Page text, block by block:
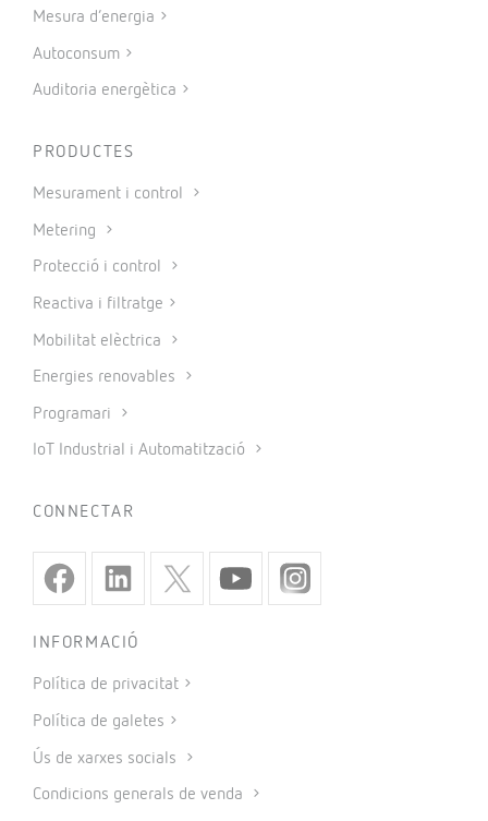
Mesura d’energia
Autoconsum
Auditoria energètica
PRODUCTES
Mesurament i control
Metering
Protecció i control
Reactiva i filtratge
Mobilitat elèctrica
Energies renovables
Programari
IoT Industrial i Automatització
CONNECTAR
INFORMACIÓ
Política de privacitat
Política de galetes
Ús de xarxes socials
Condicions generals de venda